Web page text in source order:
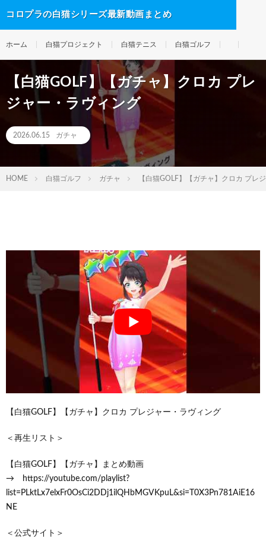
コロプラの白猫シリーズ最新動画まとめ
ホーム 白猫プロジェクト 白猫テニス 白猫ゴルフ
【白猫GOLF】【ガチャ】クロカ プレ
ジャー・ラヴィング
2026.06.15 ガチャ
HOME 白猫ゴルフ ガチャ 【白猫GOLF】【ガチャ】クロカ プレ
【白猫GOLF】【ガチャ】クロカ プレジャー・ラヴィング
＜再生リスト＞
【白猫GOLF】【ガチャ】まとめ動画
→ https://youtube.com/playlist?
list=PLktLx7elxFr0OsCi2DDj1ilQHbMGVKpuL&si=T0X3Pn781AiE16
NE
＜公式サイト＞